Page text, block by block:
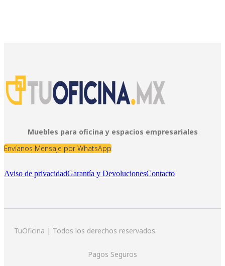
Muebles para oficina y espacios empresariales
Envíanos Mensaje por WhatsApp
Aviso de privacidadGarantía y DevolucionesContacto
TuOficina | Todos los derechos reservados.
Pagos Seguros